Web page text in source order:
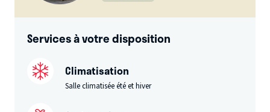
Services à votre disposition
Climatisation
Salle climatisée été et hiver